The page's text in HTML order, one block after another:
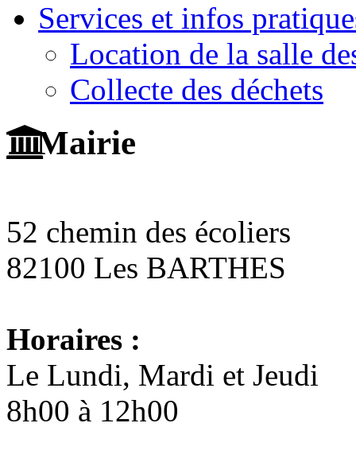
Services et infos
Location de la salle
Collecte des déchets
Mairie
52 chemin des écoliers
82100 Les BARTHES
Horaires :
Le Lundi, Mardi et Jeudi
8h00 à 12h00